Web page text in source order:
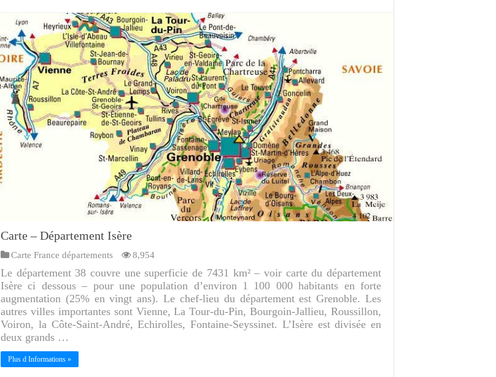
Carte – Département Isère
Carte France départements 8,954
Le département 38 couvre une superficie de 7431 km² – voir carte du département
Isère ci dessous – pour une population d’environ 1 100 000 habitants en forte
augmentation (25% en vingt ans). Le chef-lieu du département est Grenoble. Les
autres villes importantes sont Vienne, La Tour-du-Pin, Bourgoin-Jallieu, Roussillon,
Voiron, la Côte-Saint-André, Echirolles, Fontaine-Seyssinet. L’Isère est divisée en
deux grands …
Plus d Informations »